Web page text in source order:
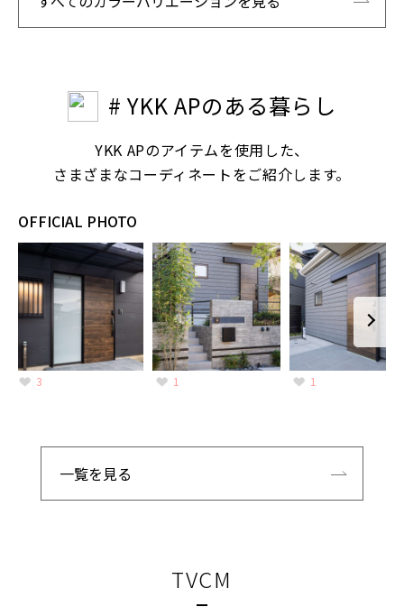
# YKK APのある暮らし
YKK APのアイテムを使用した、
さまざまなコーディネートをご紹介します。
OFFICIAL PHOTO
3 1 1
一覧を見る
TVCM